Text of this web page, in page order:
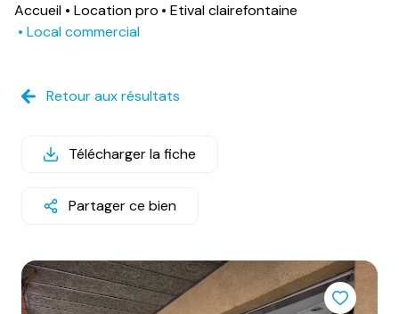
accueil
location
gestion
contact
espace
Accueil Location pro
Etival clairefontaine
Local commercial
Retour aux résultats
Télécharger la fiche
Partager ce bien